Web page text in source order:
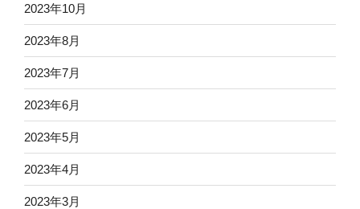
2023年10月
2023年8月
2023年7月
2023年6月
2023年5月
2023年4月
2023年3月